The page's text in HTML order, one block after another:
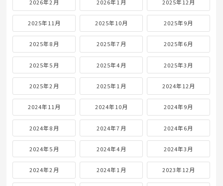
2026年2月 2026年1月 2025年12月
2025年11月 2025年10月 2025年9月
2025年8月 2025年7月 2025年6月
2025年5月 2025年4月 2025年3月
2025年2月 2025年1月 2024年12月
2024年11月 2024年10月 2024年9月
2024年8月 2024年7月 2024年6月
2024年5月 2024年4月 2024年3月
2024年2月 2024年1月 2023年12月